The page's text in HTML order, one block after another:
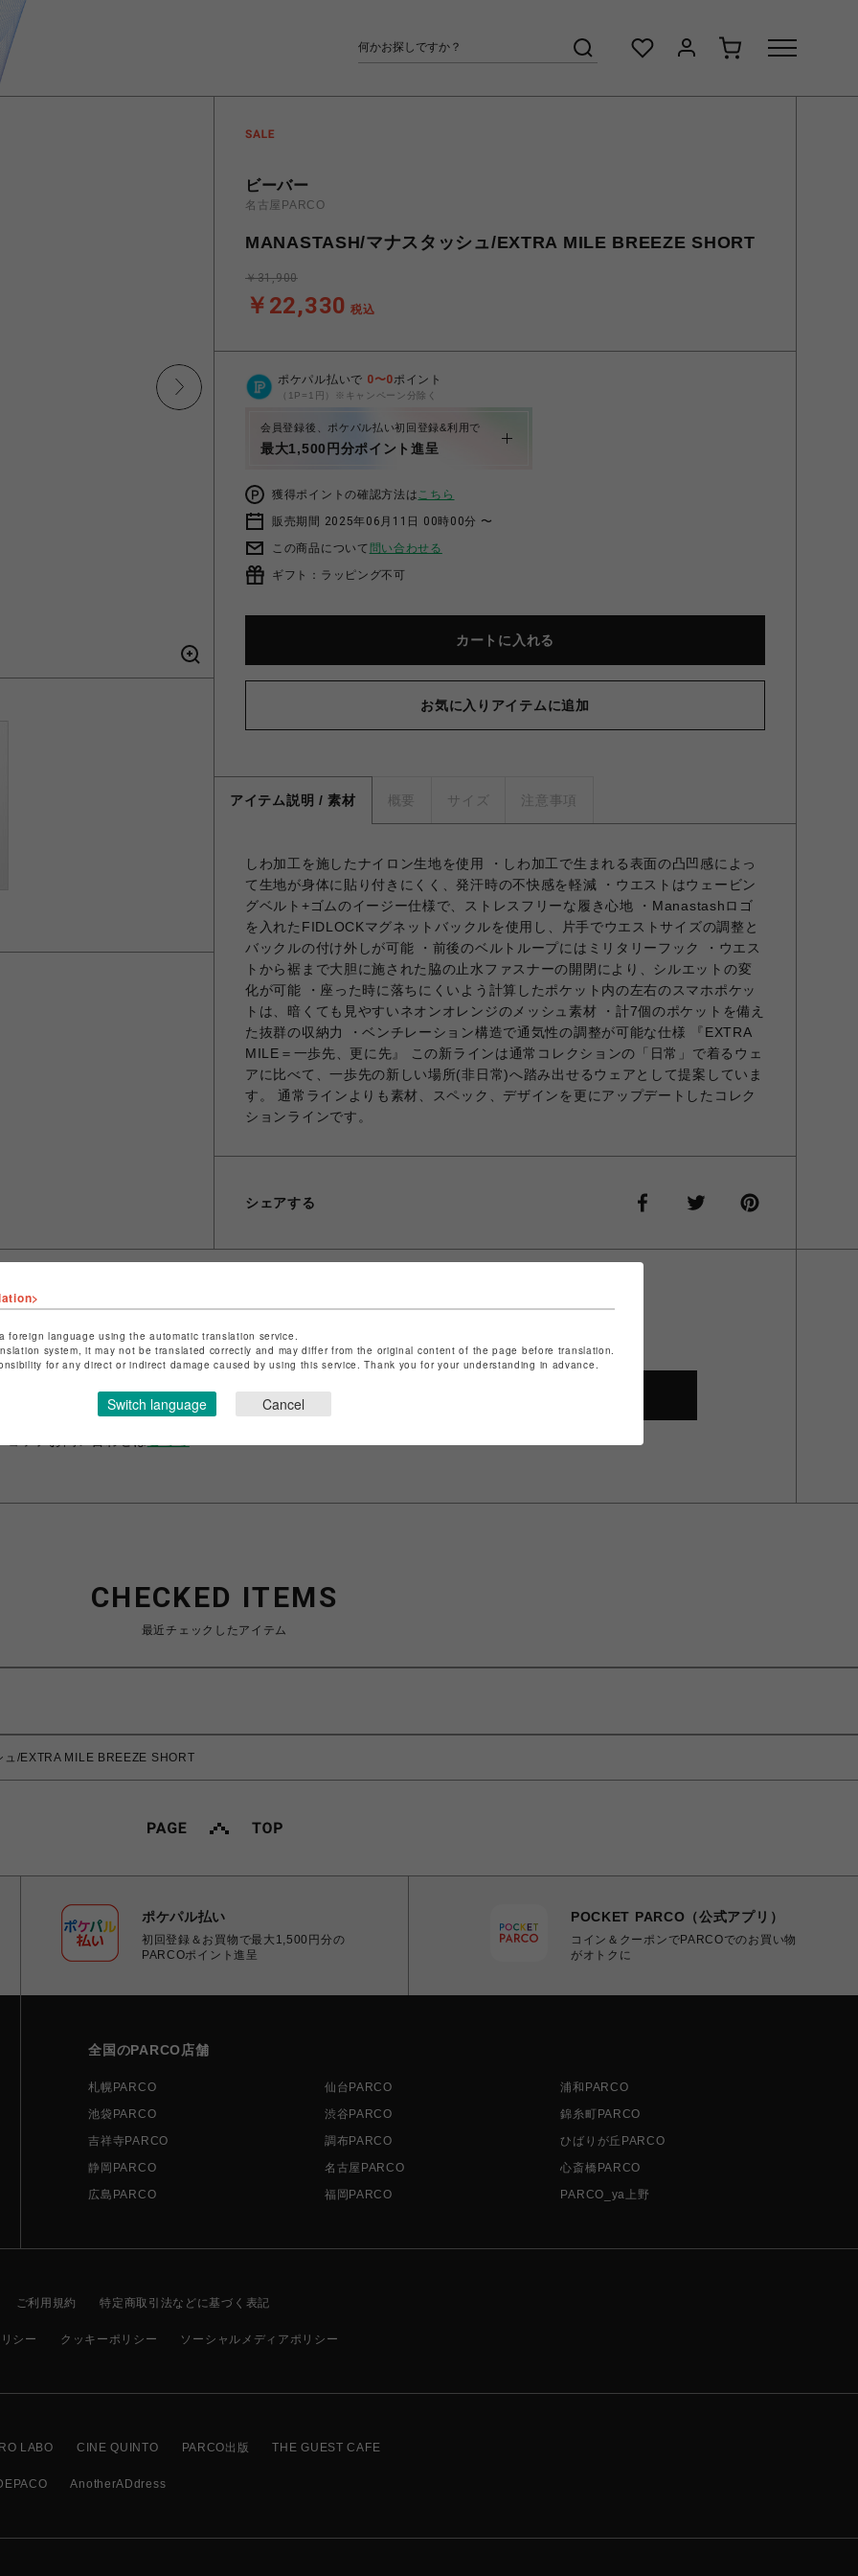
ビーバー
名古屋PARCO
MANASTASH/マナスタッシュ/EXTRA MILE BREEZE SHORT
￥22,330 税込
￥31,900
ポケパル払いで 0〜0ポイント
（1P=1円）※キャンペーン分除く
会員登録後、ポケパル払い初回登録&利用で
最大1,500円分ポイント進呈
獲得ポイントの確認方法はこちら
販売期間 2025年06月11日 00時00分 〜
この商品について 問い合わせる
ギフト：ラッピング不可
カートに入れる
お気に入りアイテムに追加
アイテム説明 / 素材 概要 サイズ 注意事項
しわ加工を施したナイロン生地を使用 ・しわ加工で生まれる表面の凸凹感によっ
て生地が身体に貼り付きにくく、発汗時の不快感を軽減 ・ウエストはウェービン
グベルト+ゴムのイージー仕様で、ストレスフリーな履き心地 ・Manastashロゴ
を入れたFIDLOCKマグネットバックルを使用し、片手でウエストサイズの調整と
バックルの付け外しが可能 ・前後のベルトループにはミリタリーフック ・ウエス
トから裾まで大胆に施された脇の止水ファスナーの開閉により、シルエットの変
化が可能 ・座った時に落ちにくいよう計算したポケット内の左右のスマホポケッ
トは、暗くても見やすいネオンオレンジのメッシュ素材 ・計7個のポケットを備え
た抜群の収納力 ・ベンチレーション構造で通気性の調整が可能な仕様 『EXTRA
MILE＝一歩先、更に先』 この新ラインは通常コレクションの「日常」で着るウェ
アに比べて、一歩先の新しい場所(非日常)へ踏み出せるウェアとして提案していま
す。 通常ラインよりも素材、スペック、デザインを更にアップデートしたコレク
ションラインです。
シェアする
ョップ名
ビーバー
定商取引法など法令に基づく表記は
こちら
CHECKED ITEMS
最近チェックしたアイテム
ュ/EXTRA MILE BREEZE SHORT
ポケパル払い
初回登録＆お買物で最大1,500円分の
PARCOポイント進呈
POCKET PARCO（公式アプリ）
コイン＆クーポンでPARCOでのお買い物
がオトクに
全国のPARCO店舗
札幌PARCO 仙台PARCO
浦和PARCO
池袋PARCO
渋谷PARCO
錦糸町PARCO
吉祥寺PARCO
調布PARCO
ひばりが丘PARCO
静岡PARCO
名古屋PARCO
心斎橋PARCO
広島PARCO
福岡PARCO PARCO_ya上野
ご利用規約 特定商取引法などに基づく表記
シー クッキーポリシー ソーシャルメディアポリシー
LABO CINE QUINTO PARCO出版 THE GUEST CAFE
AnotherADdress
foreign language using the automatic translation service.
system, it may not be translated correctly and may differ from the original content of the page before translation.
for any direct or indirect damage caused by using this service. Thank you for your understanding in advance.
Switch language Cancel